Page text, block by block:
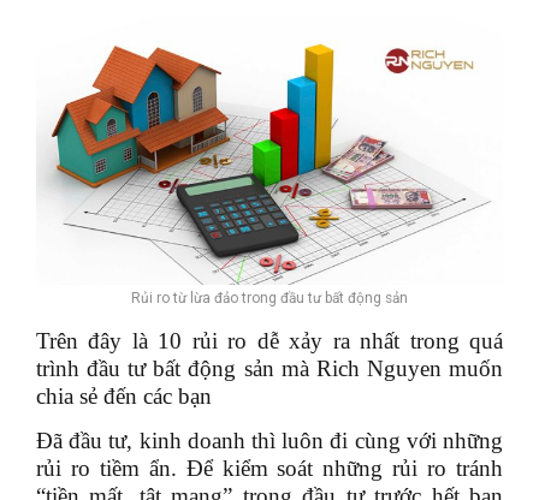
Rủi ro từ lừa đảo trong đầu tư bất động sản
Trên đây là 10 rủi ro dễ xảy ra nhất trong quá
trình đầu tư bất động sản mà Rich Nguyen muốn
chia sẻ đến các bạn
Đã đầu tư, kinh doanh thì luôn đi cùng với những
rủi ro tiềm ẩn. Để kiểm soát những rủi ro tránh